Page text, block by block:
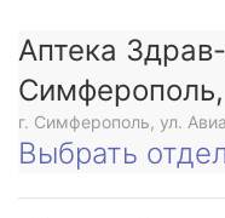
Аптека
г. Симферополь, ул.
Выбрать